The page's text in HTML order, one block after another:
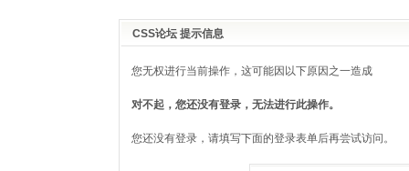
CSS论坛 提示信息
您无权进行当前操作，这可能因以下原因之一造成
对不起，您还没有登录，无法进行此操作。
您还没有登录，请填写下面的登录表单后再尝试访问。